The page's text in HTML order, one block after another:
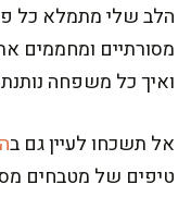
הלב שלי מתמלא כל
מסורתיים ומחממים
ואיך כל משפחה
אל תשכחו לעיין גם ב
טיפים של מטבחים